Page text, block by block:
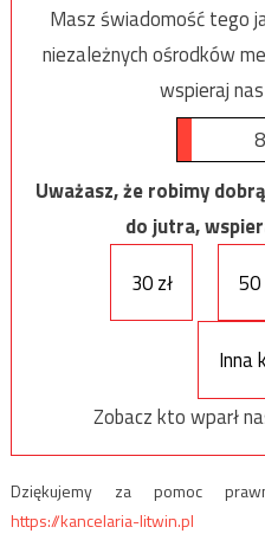
Masz świadomość tego
niezależnych ośrodków
wspieraj
Uważasz, że robimy
do jutra,
30 zł
50
Inna
Zobacz kto wparł
Dziękujemy za pomoc
https://kancelaria-litwin.pl